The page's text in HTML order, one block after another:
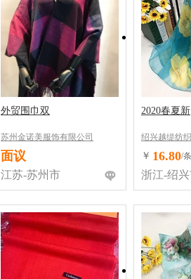
外贸围巾双
苏州金诺美服饰有限公司
面议
江苏-苏州市
2020春夏新
绍兴越缇纺
￥ 16.80/条
浙江-绍